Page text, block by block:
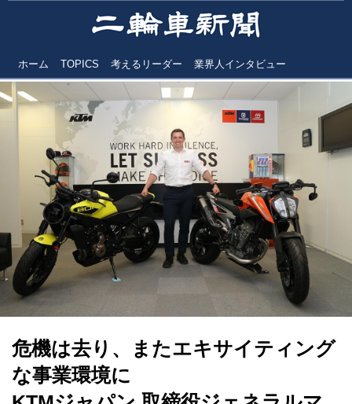
ホーム TOPICS 考えるリーダー 業界人インタビュー
危機は去り、またエキサイティング
な事業環境に